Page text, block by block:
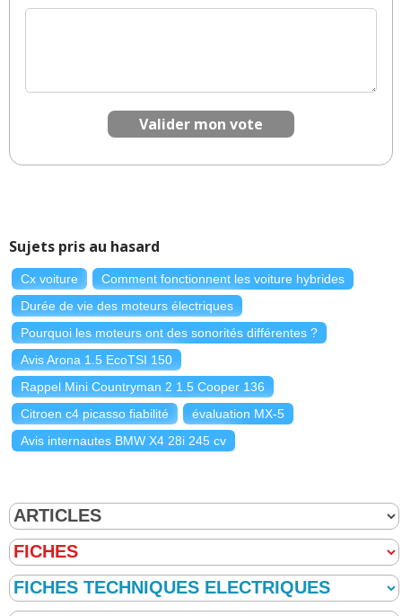
Valider mon vote
Sujets pris au hasard
Cx voiture
Comment fonctionnent les voiture hybrides
Durée de vie des moteurs électriques
Pourquoi les moteurs ont des sonorités différentes ?
Avis Arona 1.5 EcoTSI 150
Rappel Mini Countryman 2 1.5 Cooper 136
Citroen c4 picasso fiabilité
évaluation MX-5
Avis internautes BMW X4 28i 245 cv